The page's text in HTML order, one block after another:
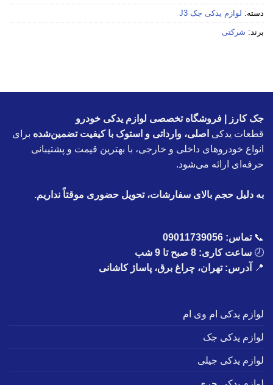
دسته: لوازم یدکی جک J3
برند: شرکتی
جک کارز | فروشگاه تخصصی لوازم یدکی خودرو
قطعات یدکی اصلی، وارداتی و استوک با کیفیت تضمین‌شده برای
انواع خودروهای داخلی و خارجی، با بهترین قیمت و پشتیبانی
حرفه‌ای ارائه می‌شود.
به دلیل حجم بالای سفارشات، تحویل حضوری موقتاً نداریم.
📞تماس: 09011739056
🕗 ساعت کاری: 8 صبح تا 9 شب
📍
آدرس: تهران، چراغ برق، پاساژ کاشانی
لوازم یدکی ام وی ام
لوازم یدکی جک
لوازم یدکی جیلی